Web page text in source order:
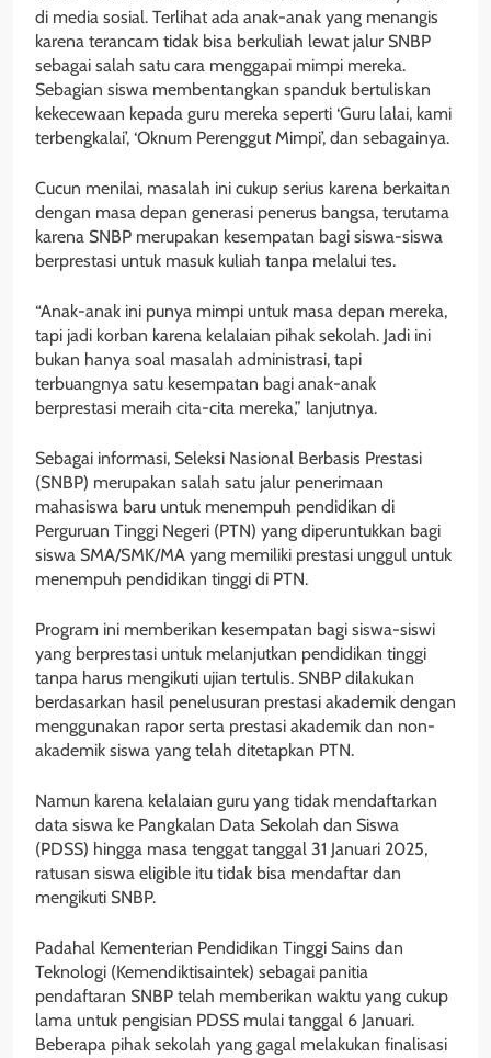
di media sosial. Terlihat ada anak-anak yang menangis
karena terancam tidak bisa berkuliah lewat jalur SNBP
sebagai salah satu cara menggapai mimpi mereka.
Sebagian siswa membentangkan spanduk bertuliskan
kekecewaan kepada guru mereka seperti ‘Guru lalai, kami
terbengkalai’, ‘Oknum Perenggut Mimpi’, dan sebagainya.
Cucun menilai, masalah ini cukup serius karena berkaitan
dengan masa depan generasi penerus bangsa, terutama
karena SNBP merupakan kesempatan bagi siswa-siswa
berprestasi untuk masuk kuliah tanpa melalui tes.
“Anak-anak ini punya mimpi untuk masa depan mereka,
tapi jadi korban karena kelalaian pihak sekolah. Jadi ini
bukan hanya soal masalah administrasi, tapi
terbuangnya satu kesempatan bagi anak-anak
berprestasi meraih cita-cita mereka,” lanjutnya.
Sebagai informasi, Seleksi Nasional Berbasis Prestasi
(SNBP) merupakan salah satu jalur penerimaan
mahasiswa baru untuk menempuh pendidikan di
Perguruan Tinggi Negeri (PTN) yang diperuntukkan bagi
siswa SMA/SMK/MA yang memiliki prestasi unggul untuk
menempuh pendidikan tinggi di PTN.
Program ini memberikan kesempatan bagi siswa-siswi
yang berprestasi untuk melanjutkan pendidikan tinggi
tanpa harus mengikuti ujian tertulis. SNBP dilakukan
berdasarkan hasil penelusuran prestasi akademik dengan
menggunakan rapor serta prestasi akademik dan non-
akademik siswa yang telah ditetapkan PTN.
Namun karena kelalaian guru yang tidak mendaftarkan
data siswa ke Pangkalan Data Sekolah dan Siswa
(PDSS) hingga masa tenggat tanggal 31 Januari 2025,
ratusan siswa eligible itu tidak bisa mendaftar dan
mengikuti SNBP.
Padahal Kementerian Pendidikan Tinggi Sains dan
Teknologi (Kemendiktisaintek) sebagai panitia
pendaftaran SNBP telah memberikan waktu yang cukup
lama untuk pengisian PDSS mulai tanggal 6 Januari.
Beberapa pihak sekolah yang gagal melakukan finalisasi